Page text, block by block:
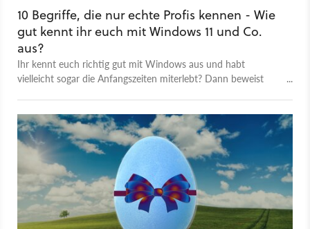
10 Begriffe, die nur echte Profis kennen - Wie
gut kennt ihr euch mit Windows 11 und Co.
aus?
Ihr kennt euch richtig gut mit Windows aus und habt
vielleicht sogar die Anfangszeiten miterlebt? Dann beweist